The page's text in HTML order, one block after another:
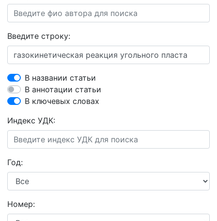
Введите строку:
В названии статьи
В аннотации статьи
В ключевых словах
Индекс УДК:
Год:
Номер: